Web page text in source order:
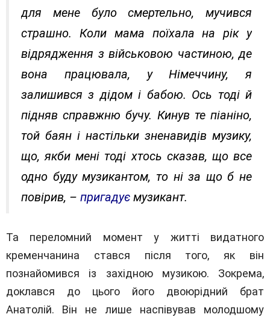
для мене було смертельно, мучився
страшно. Коли мама поїхала на рік у
відрядження з військовою частиною, де
вона працювала, у Німеччину, я
залишився з дідом і бабою. Ось тоді й
підняв справжню бучу. Кинув те піаніно,
той баян і настільки зненавидів музику,
що, якби мені тоді хтось сказав, що все
одно буду музикантом, то ні за що б не
повірив, – пригадує музикант.
Та переломний момент у житті видатного
кременчанина стався після того, як він
познайомився із західною музикою. Зокрема,
доклався до цього його двоюрідний брат
Анатолій. Він не лише наспівував молодшому